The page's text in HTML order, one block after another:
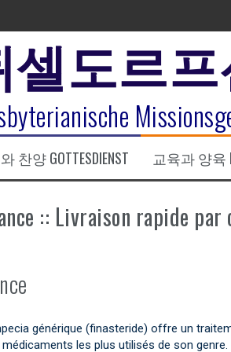
연주
유초등부 발표
영성 1기 수료식
사
셀도르
찬양 GOTTESDIENST 교육과 양육
:: Livraison rapide
générique (finasteride) offre un
les plus utilisés de son genre.